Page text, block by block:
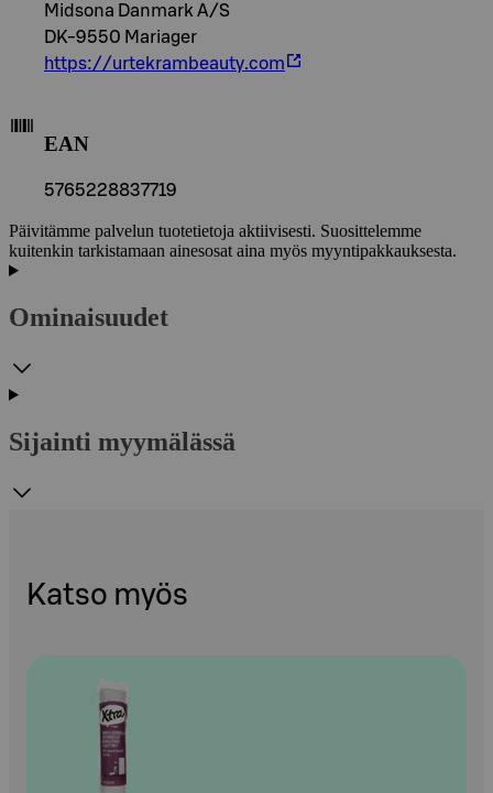
Midsona Danmark A/S
DK-9550 Mariager
https://urtekrambeauty.com
EAN
5765228837719
Päivitämme palvelun tuotetietoja aktiivisesti. Suosittelemme
kuitenkin tarkistamaan ainesosat aina myös myyntipakkauksesta.
Ominaisuudet
Sijainti myymälässä
Katso myös